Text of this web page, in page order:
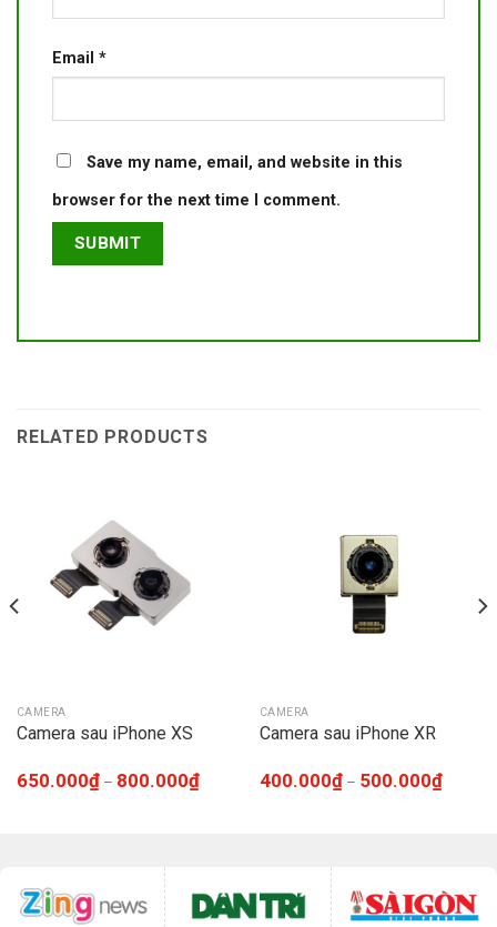
Email *
Save my name, email, and website in this
browser for the next time I comment.
RELATED PRODUCTS
CAMERA
Camera sau iPhone XS
650.000₫– 800.000₫
CAMERA
Camera sau iPhone XR
400.000₫– 500.000₫